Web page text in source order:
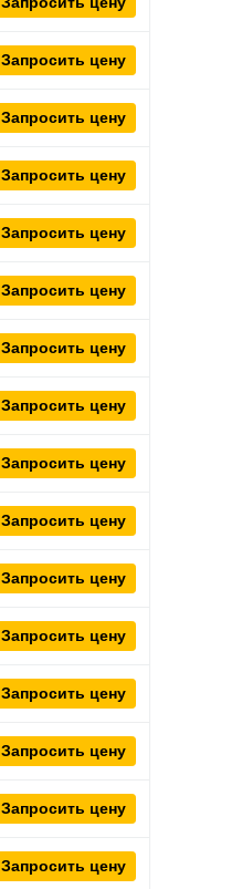
Запросить цену
Запросить цену
Запросить цену
Запросить цену
Запросить цену
Запросить цену
Запросить цену
Запросить цену
Запросить цену
Запросить цену
Запросить цену
Запросить цену
Запросить цену
Запросить цену
Запросить цену